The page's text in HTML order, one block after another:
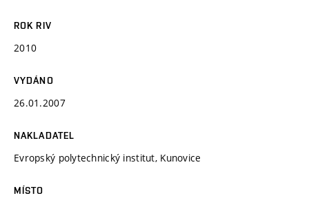
ROK RIV
2010
VYDÁNO
26.01.2007
NAKLADATEL
Evropský polytechnický institut, Kunovice
MÍSTO